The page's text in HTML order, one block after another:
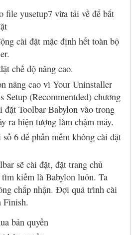
file yusetup7 vừa tải về để bắt
cài đặt mặc định hết toàn bộ
chế độ nâng cao.
nâng cao vì Your Uninstaller
Setup (Recommentded) chương
đặt Toolbar Babylon vào trong
ra hiện tượng làm chậm máy.
6 để phần mềm không cài đặt
sẽ cài đặt, đặt trang chủ
kiếm là Babylon luôn. Ta
chấp nhận. Đợi quá trình cài
Finish.
bản quyền